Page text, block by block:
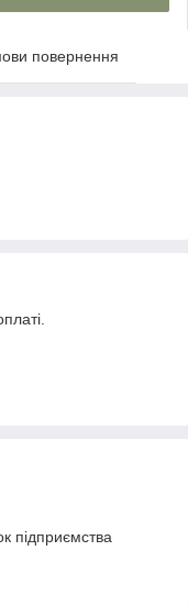
повернення
підприємства